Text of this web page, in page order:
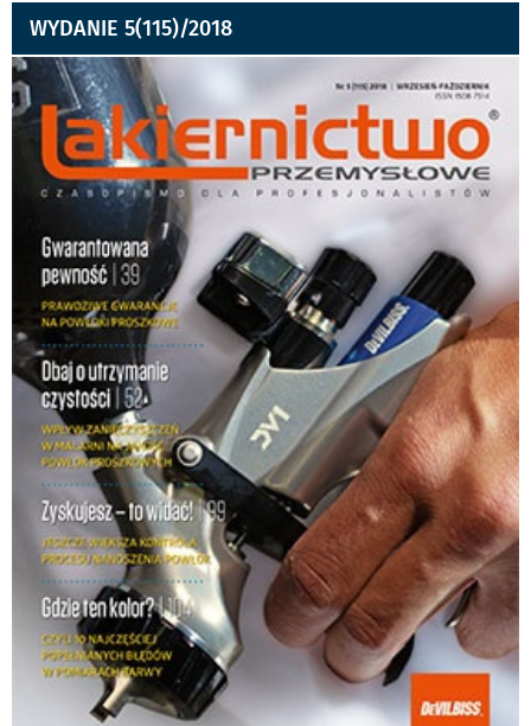
WYDANIE 5(115)/2018